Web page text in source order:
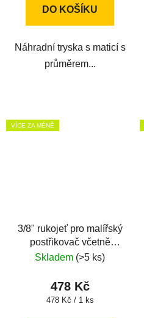
DO KOŠÍKU
Náhradní tryska s maticí s
průměrem...
VÍCE ZA MÉNĚ
3/8" rukojeť pro malířský
postřikovač včetně
kulového ventilu
Skladem (>5 ks)
478 Kč
Měrná
478 Kč / 1 ks